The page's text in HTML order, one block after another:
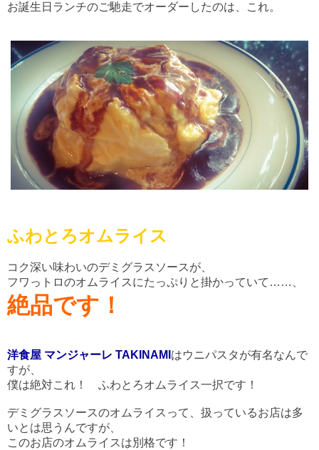
お誕生日ランチのご馳走でオーダーしたのは、これ。
ふわとろオムライス
コク深い味わいのデミグラスソースが、
フワっトロのオムライスにたっぷりと掛かっていて……、
絶品です！
洋食屋 マンジャーレ TAKINAMI はウニパスタが有名なんで
すが、
僕は絶対これ！ ふわとろオムライス一択です！
デミグラスソースのオムライスって、扱っているお店は多
いとは思うんですが、
このお店のオムライスは別格です！